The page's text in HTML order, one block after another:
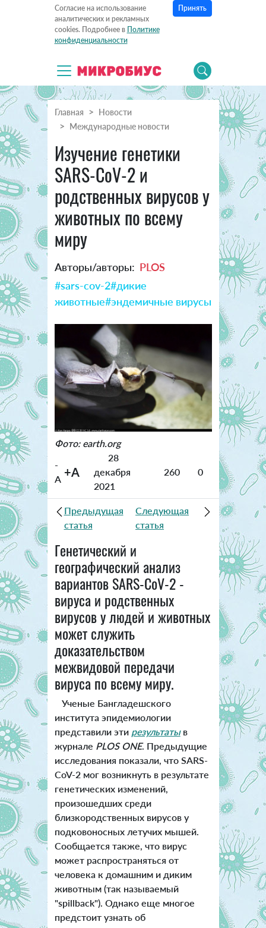
Согласие на использование
аналитических и рекламных
cookies. Подробнее в Политике
конфиденциальности
Принять
Главная
Новости
Международные новости
Изучение генетики
SARS-CoV-2 и
родственных вирусов у
животных по всему
миру
Авторы/авторы: PLOS
#sars-cov-2#дикие
животные#эндемичные вирусы
Фото: earth.org
-
A +A
28
декабря
2021
260 0
Предыдущая
статья
Следующая
статья
Генетический и
географический анализ
вариантов SARS-CoV-2 -
вируса и родственных
вирусов у людей и животных
может служить
доказательством
межвидовой передачи
вируса по всему миру.
Ученые Бангладешского
института эпидемиологии
представили эти результатыв
журнале PLOS ONE. Предыдущие
исследования показали, что SARS-
CoV-2 мог возникнуть в результате
генетических изменений,
произошедших среди
близкородственных вирусов у
подковоносных летучих мышей.
Сообщается также, что вирус
может распространяться от
человека к домашним и диким
животным (так называемый
"spillback"). Однако еще многое
предстоит узнать об